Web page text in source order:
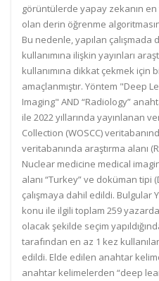
görüntülerde yapay zekanın en
olan derin öğrenme
Bu nedenle, yapılan çalışmada
kullanımına ilişkin yayınları
kullanımına dikkat çekmek için
amaçlanmıştır. Yöntem "Deep
Imaging" AND “Radiology”
ile 2022 yıllarında yayınlanan
Collection (WOSCC)
veritabanında araştırma alanı
Nuclear medicine medical
alanı “Turkey” ve doküman tipi
çalışmaya dahil edildi. Bulgular
konu ile ilgili toplam 259
olacak şekilde seçim
tarafından en az 1 kez
edildi. Elde edilen anahtar
anahtar kelimelerden “deep